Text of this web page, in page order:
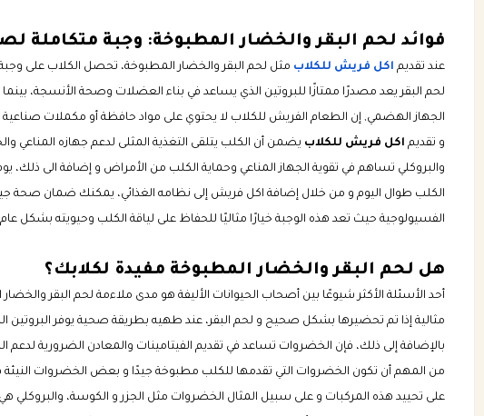
فوائد لحم البقر والخضار المطبوخة: وجبة متكاملة
عند تقديم اكل فريش للكلاب مثل لحم البقر والخضار المطبوخة، تحصل الكلاب على وجبة
لحم البقر يعد مصدرًا ممتازًا للبروتين الذي يساعد في بناء العضلات وصحة الأنسجة،
الجهاز الهضمي, إن الطعام الفريش للكلاب لا يحتوي على مواد حافظة أو مكملات صناعية
و تقديم اكل فريش للكلاب يضمن أن الكلب يتلقى التغذية المثلى لدعم جهازه
والبروكلي تساهم في تقوية الجهاز المناعي وحماية الكلب من الأمراض و إضافة الى ذلك،
الكلب طوال اليوم و من خلال إضافة اكل فريش إلى نظامه الغذائي، يمكنك ضمان صحة
الفسيولوجية حيث تعد هذه الوجبة خيارًا مثاليًا للحفاظ على لياقة الكلب وحيويته بشكل
هل لحم البقر والخضار المطبوخة مفيدة لكلابك؟
أحد الأسئلة الأكثر شيوعًا بين أصحاب الحيوانات الأليفة هو مدى ملاءمة لحم البقر
مثالية إذا تم تحضيرها بشكل صحيح و لحم البقر، عند طهيه بطريقة صحية يوفر البروتين
بالإضافة إلى ذلك، فإن الخضروات تساعد في تقديم الفيتامينات والمعادن الضرورية لدعم
من المهم أن تكون الخضروات التي تقدمها للكلب مطبوخة جيدًا و بعض الخضروات
على تحييد هذه المركبات و على سبيل المثال الخضروات مثل الجزر و الكوسة، والبروكلي